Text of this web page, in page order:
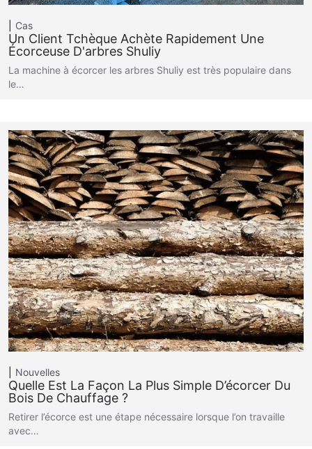
Cas
Un Client Tchèque Achète Rapidement Une
Écorceuse D'arbres Shuliy
La machine à écorcer les arbres Shuliy est très populaire dans
le…
Nouvelles
Quelle Est La Façon La Plus Simple D’écorcer Du
Bois De Chauffage ?
Retirer l’écorce est une étape nécessaire lorsque l’on travaille
avec…